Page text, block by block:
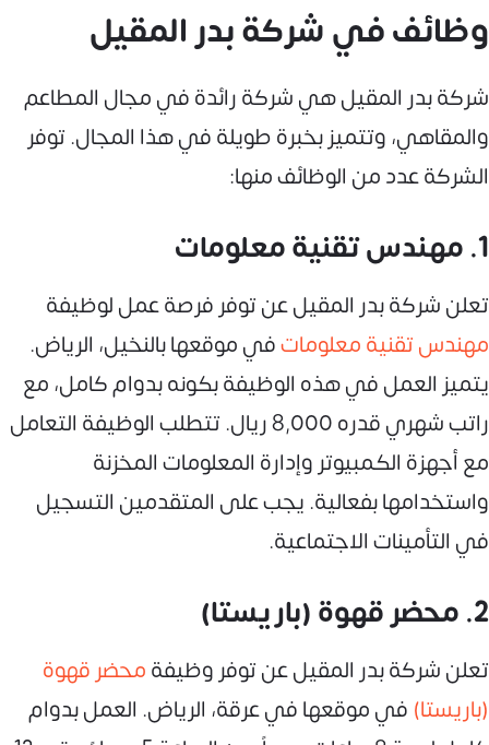
وظائف في شركة بدر المقيل
شركة بدر المقيل هي شركة رائدة في مجال المطاعم
والمقاهي، وتتميز بخبرة طويلة في هذا المجال. توفر
الشركة عدد من الوظائف منها:
1. مهندس تقنية معلومات
تعلن شركة بدر المقيل عن توفر فرصة عمل لوظيفة
مهندس تقنية معلوماتفي موقعها بالنخيل، الرياض.
يتميز العمل في هذه الوظيفة بكونه بدوام كامل، مع
راتب شهري قدره 8,000 ريال. تتطلب الوظيفة التعامل
مع أجهزة الكمبيوتر وإدارة المعلومات المخزنة
واستخدامها بفعالية. يجب على المتقدمين التسجيل
في التأمينات الاجتماعية.
2. محضر قهوة (باريستا)
تعلن شركة بدر المقيل عن توفر وظيفةمحضر قهوة
(باريستا) في موقعها في عرقة، الرياض. العمل بدوام